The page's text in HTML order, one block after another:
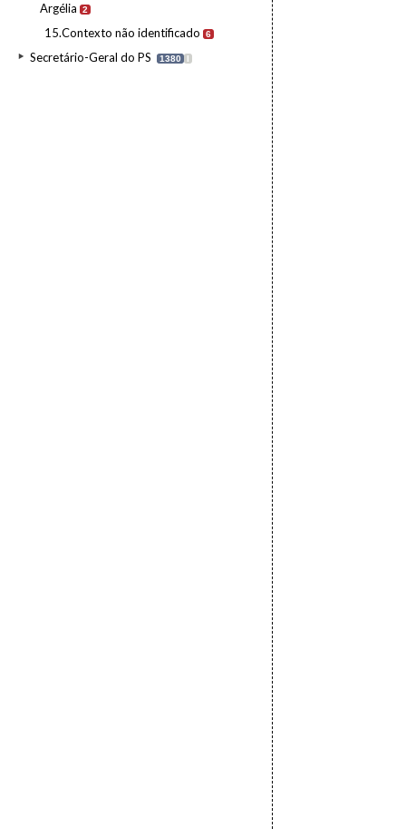
Argélia
2
15.Contexto não identificado 6
Secretário-Geral do PS 1380 I